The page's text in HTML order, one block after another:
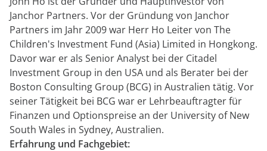
Sprechen Sie mit unseren
Experten
Demo
anfordern
Janchor Partners. Vor der Gründung von Janchor
Partners im Jahr 2009 war Herr Ho Leiter von The
Children's Investment Fund (Asia) Limited in Hongkong.
Davor war er als Senior Analyst bei der Citadel
Investment Group in den USA und als Berater bei der
Boston Consulting Group (BCG) in Australien tätig. Vor
seiner Tätigkeit bei BCG war er Lehrbeauftragter für
Finanzen und Optionspreise an der University of New
South Wales in Sydney, Australien.
Erfahrung und Fachgebiet: